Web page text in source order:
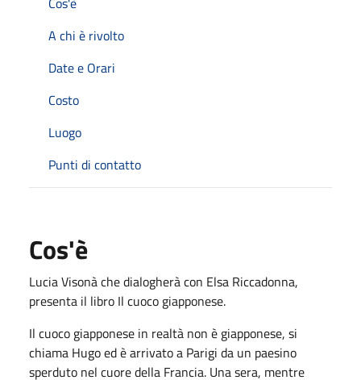
A chi è rivolto
Date e Orari
Costo
Luogo
Punti di contatto
Cos'è
Lucia Visonà che dialogherà con Elsa Riccadonna,
presenta il libro Il cuoco giapponese.
Il cuoco giapponese in realtà non è giapponese, si
chiama Hugo ed è arrivato a Parigi da un paesino
sperduto nel cuore della Francia. Una sera, mentre